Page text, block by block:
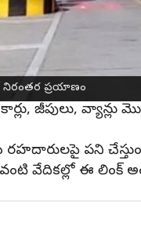
ప్రయాణం
చెల్లించాల్సి
లేదా 200
జీపులు, వ్యాన్లు
పని
వంటి వేదికల్లో ఈ లింక్‌